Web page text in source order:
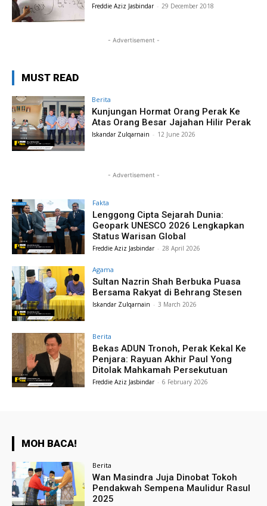
Freddie Aziz Jasbindar - 29 December 2018
- Advertisement -
MUST READ
Berita
Kunjungan Hormat Orang Perak Ke
Atas Orang Besar Jajahan Hilir Perak
Iskandar Zulqarnain - 12 June 2026
- Advertisement -
Fakta
Lenggong Cipta Sejarah Dunia:
Geopark UNESCO 2026 Lengkapkan
Status Warisan Global
Freddie Aziz Jasbindar - 28 April 2026
Agama
Sultan Nazrin Shah Berbuka Puasa
Bersama Rakyat di Behrang Stesen
Iskandar Zulqarnain - 3 March 2026
Berita
Bekas ADUN Tronoh, Perak Kekal Ke
Penjara: Rayuan Akhir Paul Yong
Ditolak Mahkamah Persekutuan
Freddie Aziz Jasbindar - 6 February 2026
MOH BACA!
Berita
Wan Masindra Juja Dinobat Tokoh
Pendakwah Sempena Maulidur Rasul
2025